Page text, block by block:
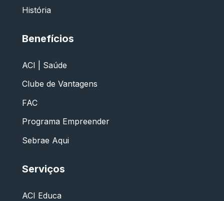
História
Benefícios
ACI | Saúde
Clube de Vantagens
FAC
Programa Empreender
Sebrae Aqui
Serviços
ACI Educa